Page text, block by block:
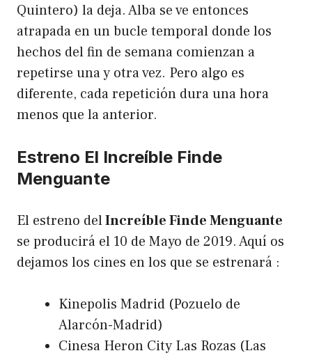
Quintero) la deja. Alba se ve entonces
atrapada en un bucle temporal donde los
hechos del fin de semana comienzan a
repetirse una y otra vez. Pero algo es
diferente, cada repetición dura una hora
menos que la anterior.
Estreno El Increíble Finde
Menguante
El estreno delIncreíble Finde Menguante
se producirá el 10 de Mayo de 2019. Aquí os
dejamos los cines en los que se estrenará :
Kinepolis Madrid (Pozuelo de
Alarcón-Madrid)
Cinesa Heron City Las Rozas (Las